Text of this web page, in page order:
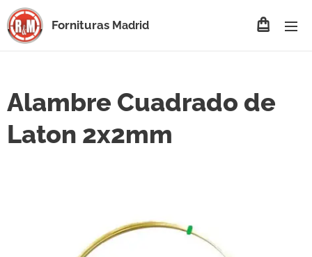
Fornituras Madrid
Alambre Cuadrado de
Laton 2x2mm